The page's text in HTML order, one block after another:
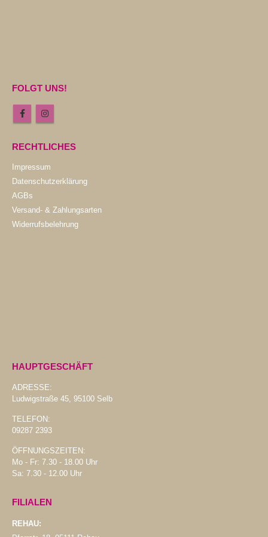
FOLGT UNS!
RECHTLICHES
Impressum
Datenschutzerklärung
AGBs
Versand- & Zahlungsarten
Widerrufsbelehrung
HAUPTGESCHÄFT
ADRESSE:
Ludwigstraße 45, 95100 Selb
TELEFON:
09287 2393
ÖFFNUNGSZEITEN:
Mo - Fr: 7.30 - 18.00 Uhr
Sa: 7.30 - 12.00 Uhr
FILIALEN
REHAU: